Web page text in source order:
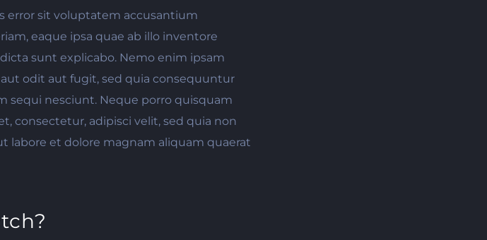
error sit voluptatem accusantium
eaque ipsa quae ab illo inventore
sunt explicabo. Nemo enim ipsam
odit aut fugit, sed quia consequuntur
sequi nesciunt. Neque porro quisquam
consectetur, adipisci velit, sed quia non
et dolore magnam aliquam quaerat